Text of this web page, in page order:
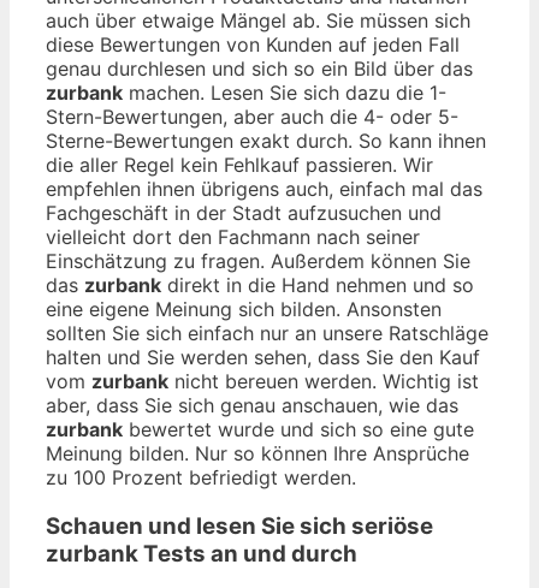
auch über etwaige Mängel ab. Sie müssen sich
diese Bewertungen von Kunden auf jeden Fall
genau durchlesen und sich so ein Bild über das
zurbank machen. Lesen Sie sich dazu die 1-
Stern-Bewertungen, aber auch die 4- oder 5-
Sterne-Bewertungen exakt durch. So kann ihnen
die aller Regel kein Fehlkauf passieren. Wir
empfehlen ihnen übrigens auch, einfach mal das
Fachgeschäft in der Stadt aufzusuchen und
vielleicht dort den Fachmann nach seiner
Einschätzung zu fragen. Außerdem können Sie
das zurbank direkt in die Hand nehmen und so
eine eigene Meinung sich bilden. Ansonsten
sollten Sie sich einfach nur an unsere Ratschläge
halten und Sie werden sehen, dass Sie den Kauf
vom zurbank nicht bereuen werden. Wichtig ist
aber, dass Sie sich genau anschauen, wie das
zurbank bewertet wurde und sich so eine gute
Meinung bilden. Nur so können Ihre Ansprüche
zu 100 Prozent befriedigt werden.
Schauen und lesen Sie sich seriöse
zurbankTests an und durch